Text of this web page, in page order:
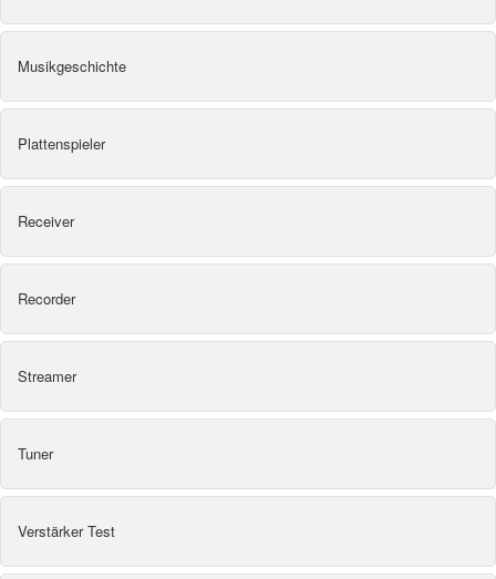
Musikgeschichte
Plattenspieler
Receiver
Recorder
Streamer
Tuner
Verstärker Test